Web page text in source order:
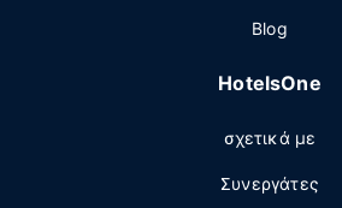
Blog
HotelsOne
σχετικά με
Συνεργάτες